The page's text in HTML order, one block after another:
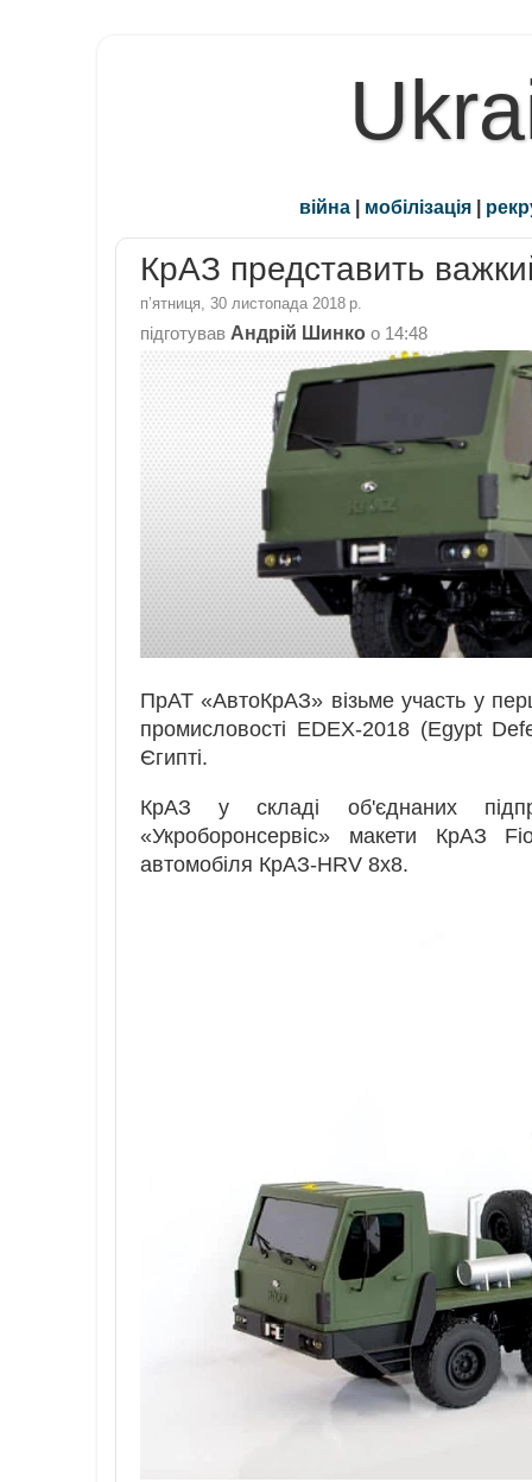
війна | мобілізація |
КрАЗ представить
пʼятниця, 30 листопада 2018 р.
підготував Андрій Шинко о 14:48
ПрАТ «АвтоКрАЗ» візьме участь у
промисловості EDEX-2018 (Egypt
Єгипті.
КрАЗ у складі об'єднаних
«Укроборонсервіс» макети КрАЗ
автомобіля КрАЗ-HRV 8x8.